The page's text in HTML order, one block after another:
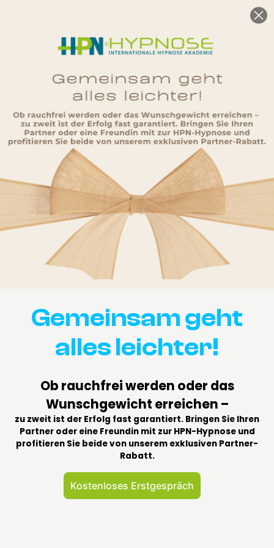
Datenschutzerklärung
1. Datenschutz auf einen Blick
sehr ernst. Wir behandeln Ihre personenbezogenen Daten vertraulich und
entsprechend der gesetzlichen Datenschutzvorschriften sowie dieser
Datenschutzerklärung.
2. Verantwortliche Stelle
Die verantwortliche Stelle für die Datenverarbeitung auf dieser
Website ist: Ahmet Ünal
Plöner Chaussee 60
24620 Bönebüttel
E-Mail:admin@hpn-akademie.de
3. Datenerfassung auf dieser Website
Ihre Daten werden zum einen dadurch erhoben, dass Sie uns diese
mitteilen. Dies können z. B. Daten sein, die Sie in ein Kontaktformular
eingeben. Andere Daten werden automatisch beim Besuch der
4. Ihre Rechte
Sie haben jederzeit das Recht, unentgeltlich Auskunft über Herkunft,
Empfänger und Zweck Ihrer gespeicherten personenbezogenen
HPN Hypnose Akademie:
Exklusive Fachausbildungen
im kleinen Kreis
„Qualität statt Masse. Ich bilde Sie dort
Gemeinsam geht
alles leichter!
Ob rauchfrei werden oder das
Wunschgewicht erreichen –
zu zweit ist der Erfolg fast garantiert. Bringen Sie Ihren
Partner oder eine Freundin mit zur HPN-Hypnose und
profitieren Sie beide von unserem exklusiven Partner-
Rabatt.
Kostenloses Erstgespräch